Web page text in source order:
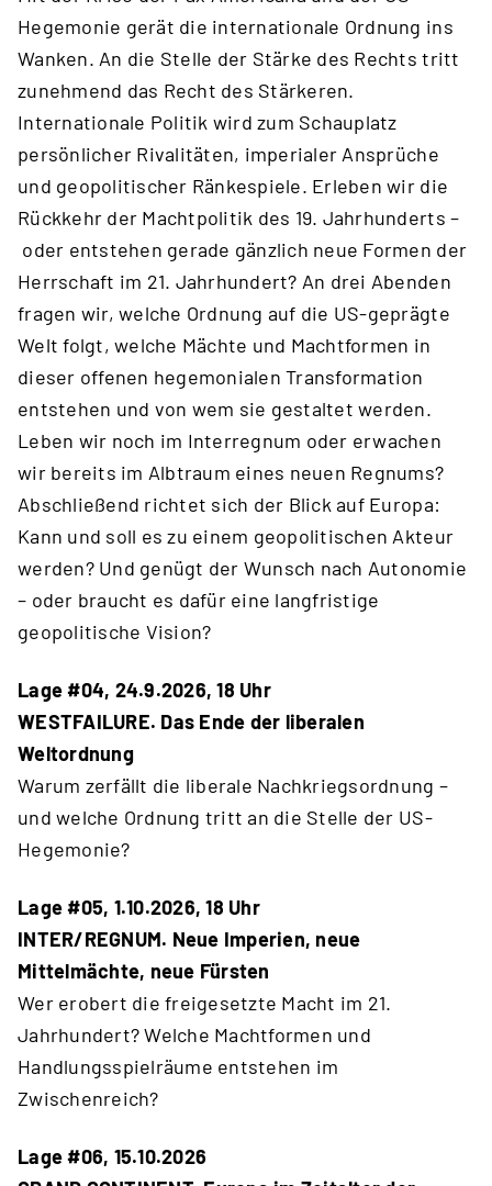
Hegemonie gerät die internationale Ordnung ins
Wanken. An die Stelle der Stärke des Rechts tritt
zunehmend das Recht des Stärkeren.
Internationale Politik wird zum Schauplatz
persönlicher Rivalitäten, imperialer Ansprüche
und geopolitischer Ränkespiele. Erleben wir die
Rückkehr der Machtpolitik des 19. Jahrhunderts –
oder entstehen gerade gänzlich neue Formen der
Herrschaft im 21. Jahrhundert? An drei Abenden
fragen wir, welche Ordnung auf die US-geprägte
Welt folgt, welche Mächte und Machtformen in
dieser offenen hegemonialen Transformation
entstehen und von wem sie gestaltet werden.
Leben wir noch im Interregnum oder erwachen
wir bereits im Albtraum eines neuen Regnums?
Abschließend richtet sich der Blick auf Europa:
Kann und soll es zu einem geopolitischen Akteur
werden? Und genügt der Wunsch nach Autonomie
– oder braucht es dafür eine langfristige
geopolitische Vision?
Lage #04, 24.9.2026, 18 Uhr
WESTFAILURE. Das Ende der liberalen
Weltordnung
Warum zerfällt die liberale Nachkriegsordnung –
und welche Ordnung tritt an die Stelle der US-
Hegemonie?
Lage #05, 1.10.2026, 18 Uhr
INTER/REGNUM. Neue Imperien, neue
Mittelmächte, neue Fürsten
Wer erobert die freigesetzte Macht im 21.
Jahrhundert? Welche Machtformen und
Handlungsspielräume entstehen im
Zwischenreich?
Lage #06, 15.10.2026